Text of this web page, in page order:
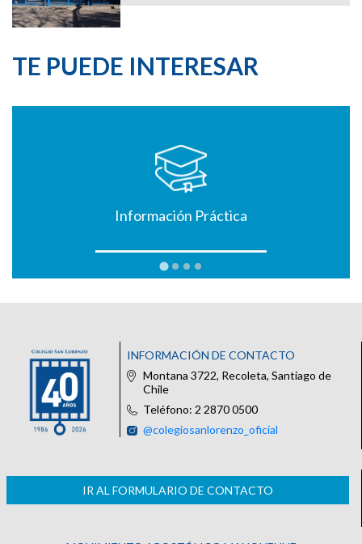
TE PUEDE INTERESAR
Información Práctica
INFORMACIÓN DE CONTACTO
Montana 3722, Recoleta, Santiago de
Chile
Teléfono: 2 2870 0500
@colegiosanlorenzo_oficial
IR AL FORMULARIO DE CONTACTO